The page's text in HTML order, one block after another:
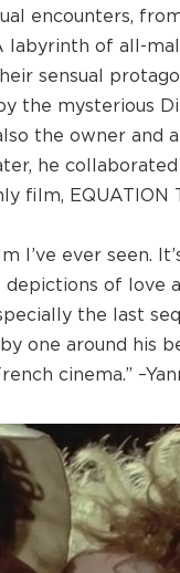
encounters,
labyrinth of all-
sensual
the mysterious
the owner and
he
film,
ever seen.
of love
the last
one around his
cinema.”